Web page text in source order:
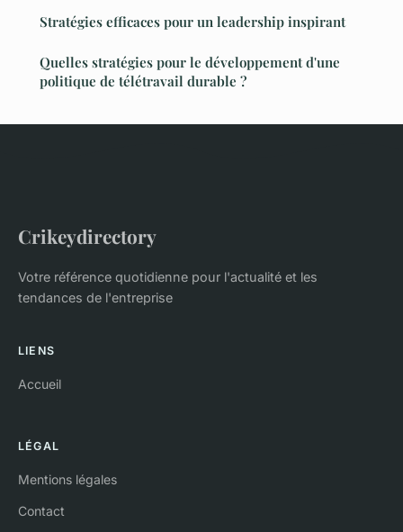
Stratégies efficaces pour un leadership inspirant
Quelles stratégies pour le développement d'une
politique de télétravail durable ?
Crikeydirectory
Votre référence quotidienne pour l'actualité et les
tendances de l'entreprise
LIENS
Accueil
LÉGAL
Mentions légales
Contact